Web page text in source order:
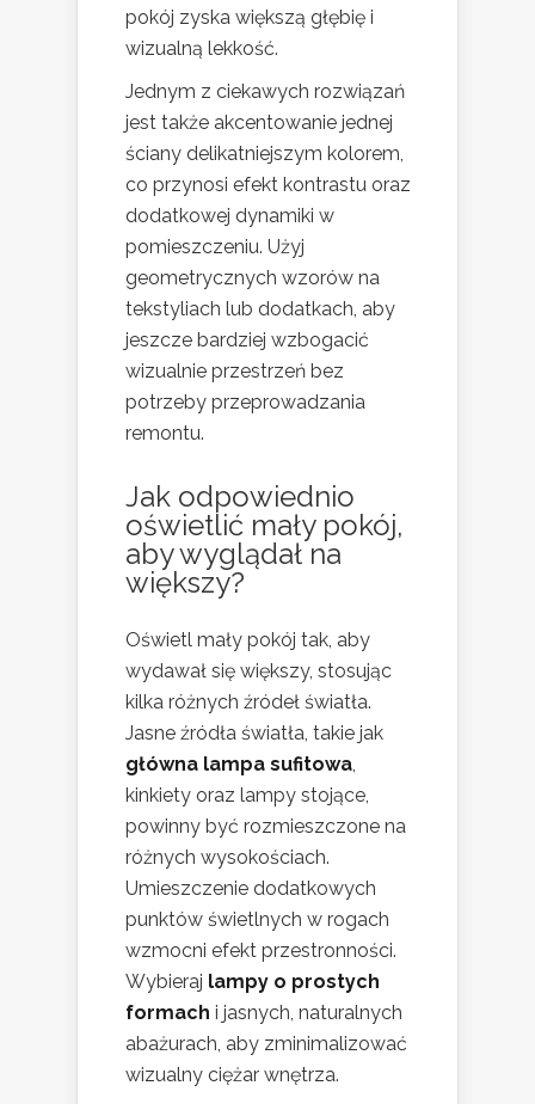
pokój zyska większą głębię i
wizualną lekkość.
Jednym z ciekawych rozwiązań
jest także akcentowanie jednej
ściany delikatniejszym kolorem,
co przynosi efekt kontrastu oraz
dodatkowej dynamiki w
pomieszczeniu. Użyj
geometrycznych wzorów na
tekstyliach lub dodatkach, aby
jeszcze bardziej wzbogacić
wizualnie przestrzeń bez
potrzeby przeprowadzania
remontu.
Jak odpowiednio
oświetlić mały pokój,
aby wyglądał na
większy?
Oświetl mały pokój tak, aby
wydawał się większy, stosując
kilka różnych źródeł światła.
Jasne źródła światła, takie jak
główna lampa sufitowa,
kinkiety oraz lampy stojące,
powinny być rozmieszczone na
różnych wysokościach.
Umieszczenie dodatkowych
punktów świetlnych w rogach
wzmocni efekt przestronności.
Wybieraj lampy o prostych
formach i jasnych, naturalnych
abażurach, aby zminimalizować
wizualny ciężar wnętrza.